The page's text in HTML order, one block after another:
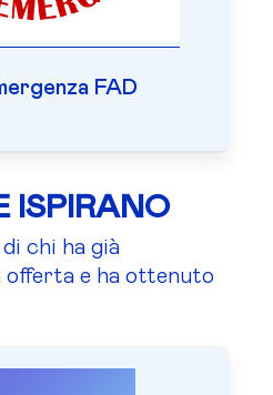
FAD
ISPIRANO
di chi ha già
e ha ottenuto